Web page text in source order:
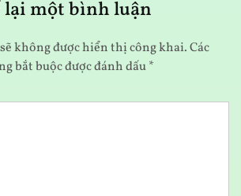
lại một bình luận
không được hiển thị công khai.Các
bắt buộc được đánh dấu*